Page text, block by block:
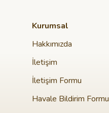
Kurumsal
Hakkımızda
İletişim
İletişim Formu
Havale Bildirim Formu